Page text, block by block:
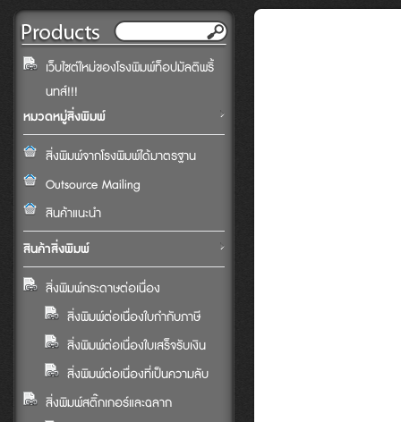
เว็บไซต์ใหม่ของโรงพิมพ์ท็อปมัลติพริ้
นทส์!!!
หมวดหมู่สิ่งพิมพ์
สิ่งพิมพ์จากโรงพิมพ์ได้มาตรฐาน
Outsource Mailing
สินค้าแนะนำ
สินค้าสิ่งพิมพ์
สิ่งพิมพ์กระดาษต่อเนื่อง
สิ่งพิมพ์ต่อเนื่องใบกำกับภาษี
สิ่งพิมพ์ต่อเนื่องใบเสร็จรับเงิน
สิ่งพิมพ์ต่อเนื่องที่เป็นความลับ
สิ่งพิมพ์สติ๊กเกอร์และฉลาก